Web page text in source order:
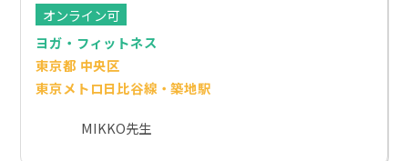
オンライン可
ヨガ・フィットネス
東京都 中央区
東京メトロ日比谷線・築地駅
MIKKO先生